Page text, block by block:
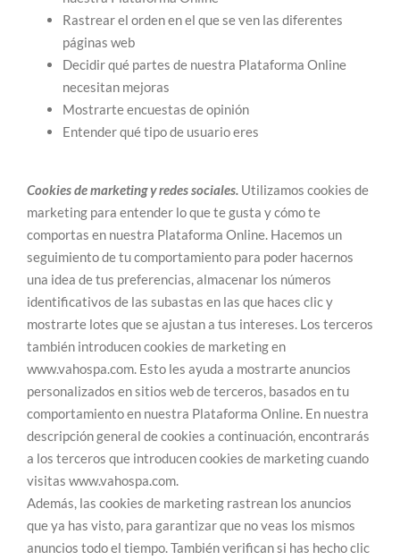
Rastrear el orden en el que se ven las diferentes
páginas web
Decidir qué partes de nuestra Plataforma Online
necesitan mejoras
Mostrarte encuestas de opinión
Entender qué tipo de usuario eres
Cookies de marketing y redes sociales. Utilizamos cookies de
marketing para entender lo que te gusta y cómo te
comportas en nuestra Plataforma Online. Hacemos un
seguimiento de tu comportamiento para poder hacernos
una idea de tus preferencias, almacenar los números
identificativos de las subastas en las que haces clic y
mostrarte lotes que se ajustan a tus intereses. Los terceros
también introducen cookies de marketing en
www.vahospa.com. Esto les ayuda a mostrarte anuncios
personalizados en sitios web de terceros, basados en tu
comportamiento en nuestra Plataforma Online. En nuestra
descripción general de cookies a continuación, encontrarás
a los terceros que introducen cookies de marketing cuando
visitas www.vahospa.com.
Además, las cookies de marketing rastrean los anuncios
que ya has visto, para garantizar que no veas los mismos
anuncios todo el tiempo. También verifican si has hecho clic